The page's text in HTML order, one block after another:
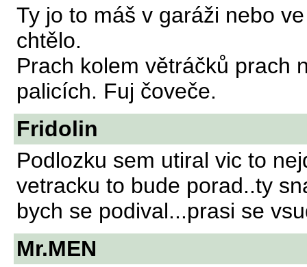
Ty jo to máš v garáži nebo
chtělo.
Prach kolem větráčků prach
palicích. Fuj čoveče.
Fridolin
Podlozku sem utiral vic to
vetracku to bude porad..ty
bych se podival...prasi se
Mr.MEN